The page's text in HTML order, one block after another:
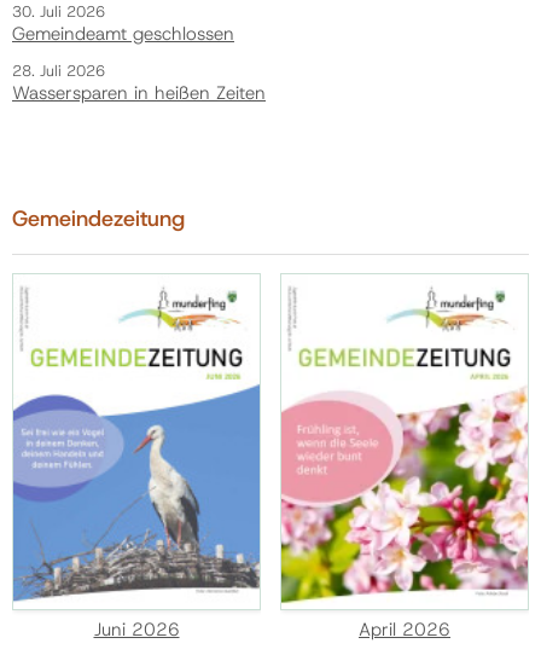
30. Juli 2026
Gemeindeamt geschlossen
28. Juli 2026
Wassersparen in heißen Zeiten
Gemeindezeitung
Juni 2026 April 2026